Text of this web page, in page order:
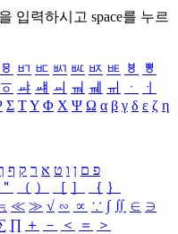
을 입력하시고 space를 누르
ㅱ ㅲ ㅳ ㅴ ㅵ ㅶ ㅷ ㅸ
ㅹ
ㆆ ㆇ ㆈ ㆉ ㆊ ㆋ ㆌ ㆍ
ㆎ
Σ ΤΥ Φ Χ Ψ Ω α β γ δ ε ζ η
פ ם ן ו ט א ר ק ף
＂ （ ） ［ ］ ｛ ｝
≪ ≫ √ ∽ ∝ ∵ ∫ ∬ ∈ ∋
∏ ＋ － ＜ ＝
＞